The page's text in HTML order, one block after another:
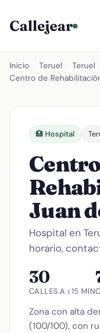
Callejear
Inicio Teruel Teruel
Centro de
🏥 Hospital
Juan
Hospital en
horario,
30
CALLES A <15 MIN
Zona con alta
(100/100), con